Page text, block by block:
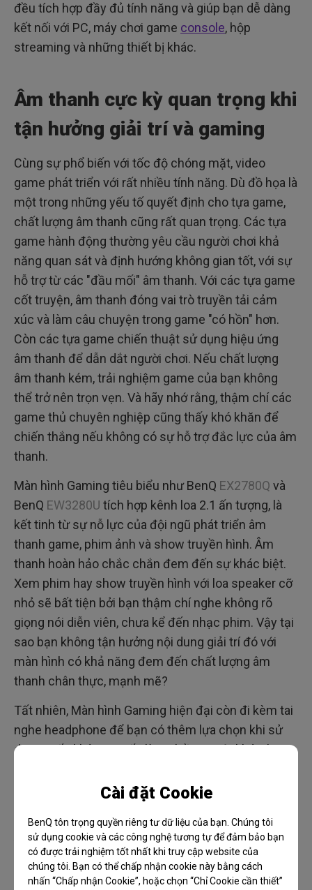
Cài đặt Cookie
BenQ tôn trọng quyền riêng tư dữ liệu của bạn. Chúng tôi
sử dụng cookie và các công nghệ tương tự để đảm bảo bạn
có được trải nghiệm tốt nhất khi truy cập website của
chúng tôi. Bạn có thể chấp nhận cookie này bằng cách
nhấn “Chấp nhận Cookie”, hoặc chọn “Chỉ Cookie cần thiết”
đều tích hợp đầy đủ tính năng và giúp bạn dễ dàng
kết nối với PC, máy chơi game console, hộp
streaming và những thiết bị khác.
Âm thanh cực kỳ quan trọng khi
tận hưởng giải trí và gaming
Cùng sự phổ biến với tốc độ chóng mặt, video
game phát triển với rất nhiều tính năng. Dù đồ họa là
một trong những yếu tố quyết định cho tựa game,
chất lượng âm thanh cũng rất quan trọng. Các tựa
game hành động thường yêu cầu người chơi khả
năng quan sát và định hướng không gian tốt, với sự
hỗ trợ từ các "đầu mối" âm thanh. Với các tựa game
cốt truyện, âm thanh đóng vai trò truyền tải cảm
xúc và làm câu chuyện trong game "có hồn" hơn.
Còn các tựa game chiến thuật sử dụng hiệu ứng
âm thanh để dẫn dắt người chơi. Nếu chất lượng
âm thanh kém, trải nghiệm game của bạn không
thể trở nên trọn vẹn. Và hãy nhớ rằng, thậm chí các
game thủ chuyên nghiệp cũng thấy khó khăn để
chiến thắng nếu không có sự hỗ trợ đắc lực của âm
thanh.
Màn hình Gaming tiêu biểu như BenQ EX2780Q và
BenQ EW3280U tích hợp kênh loa 2.1 ấn tượng, là
kết tinh từ sự nỗ lực của đội ngũ phát triển âm
thanh game, phim ảnh và show truyền hình. Âm
thanh hoàn hảo chắc chắn đem đến sự khác biệt.
Xem phim hay show truyền hình với loa speaker cỡ
nhỏ sẽ bất tiện bởi bạn thậm chí nghe không rõ
giọng nói diễn viên, chưa kể đến nhạc phim. Vậy tại
sao bạn không tận hưởng nội dung giải trí đó với
màn hình có khả năng đem đến chất lượng âm
thanh chân thực, mạnh mẽ?
Tất nhiên, Màn hình Gaming hiện đại còn đi kèm tai
nghe headphone để bạn có thêm lựa chọn khi sử
dụng. Nếu không muốn làm phiền người khác, bạn
Đơn giản, nhanh chóng và hiệu
quả